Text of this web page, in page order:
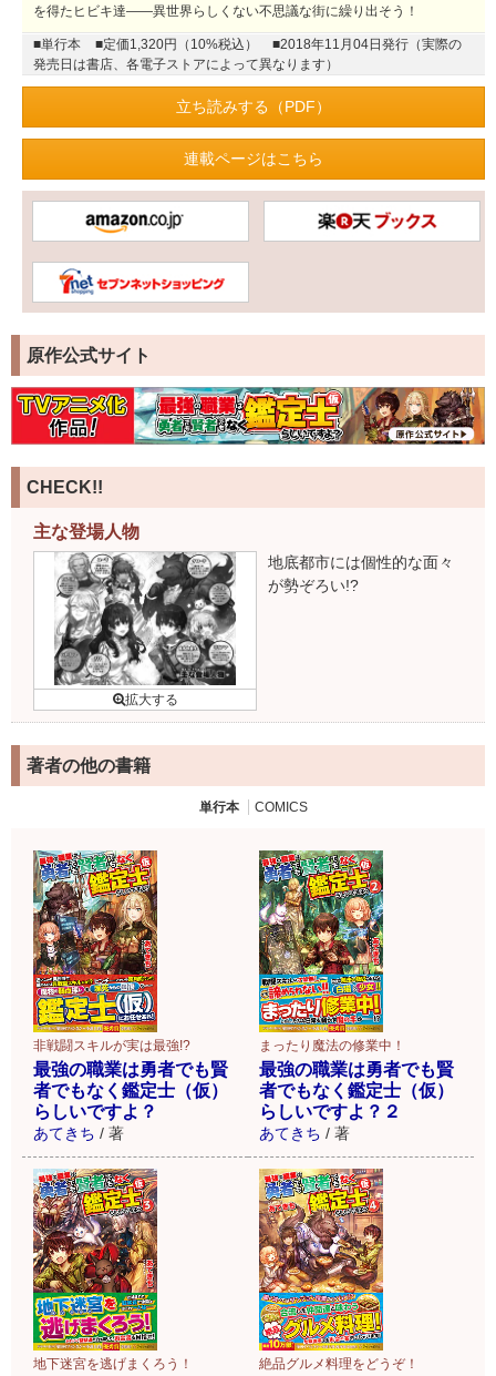
を得たヒビキ達――異世界らしくない不思議な街に繰り出そう！
■単行本 ■定価1,320円（10%税込）
■2018年11月04日発行（実際の
発売日は書店、各電子ストアによって異なります）
立ち読みする（PDF）
連載ページはこちら
原作公式サイト
CHECK!!
主な登場人物
地底都市には個性的な面々
が勢ぞろい!?
著者の他の書籍
単行本 COMICS
非戦闘スキルが実は最強!?
最強の職業は勇者でも賢
者でもなく鑑定士（仮）
らしいですよ？
あてきち / 著
まったり魔法の修業中！
最強の職業は勇者でも賢
者でもなく鑑定士（仮）
らしいですよ？２
あてきち / 著
地下迷宮を逃げまくろう！ 絶品グルメ料理をどうぞ！